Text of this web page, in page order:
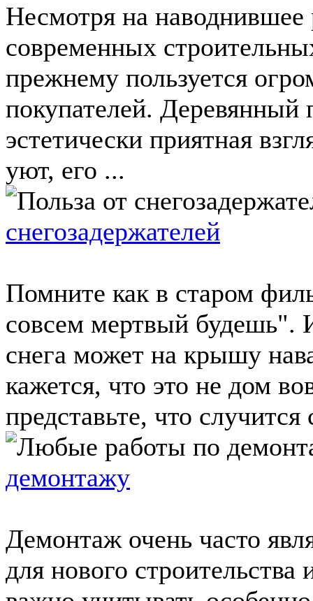
Несмотря на
современных
прежнему пользуется
покупателей. Деревянный
эстетически приятная
уют, его ...
снегозадержателей
Помните как в старом
совсем мертвый будешь".
снега может на крышу
кажется, что это не дом
представьте, что
демонтажу
Демонтаж очень часто
для нового